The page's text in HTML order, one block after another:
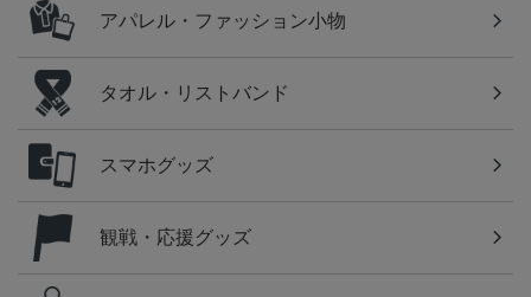
アパレル・ファッション小物
タオル・リストバンド
スマホグッズ
観戦・応援グッズ